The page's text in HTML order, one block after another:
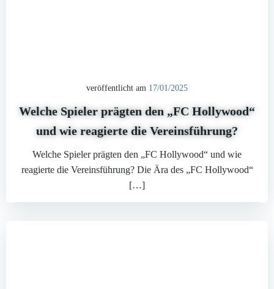
veröffentlicht am 17/01/2025
Welche Spieler prägten den „FC Hollywood“
und wie reagierte die Vereinsführung?
Welche Spieler prägten den „FC Hollywood“ und wie
reagierte die Vereinsführung? Die Ära des „FC Hollywood“
[…]